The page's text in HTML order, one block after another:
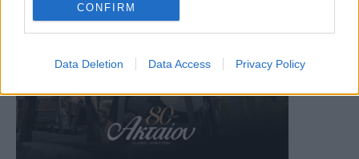
CONFIRM
Data Deletion Data Access Privacy Policy